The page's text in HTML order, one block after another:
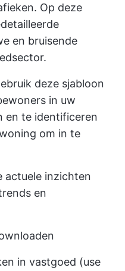
Op deze
en bruisende
deze sjabloon
in uw
en te identificeren
om in te
actuele inzichten
en
in vastgoed (use